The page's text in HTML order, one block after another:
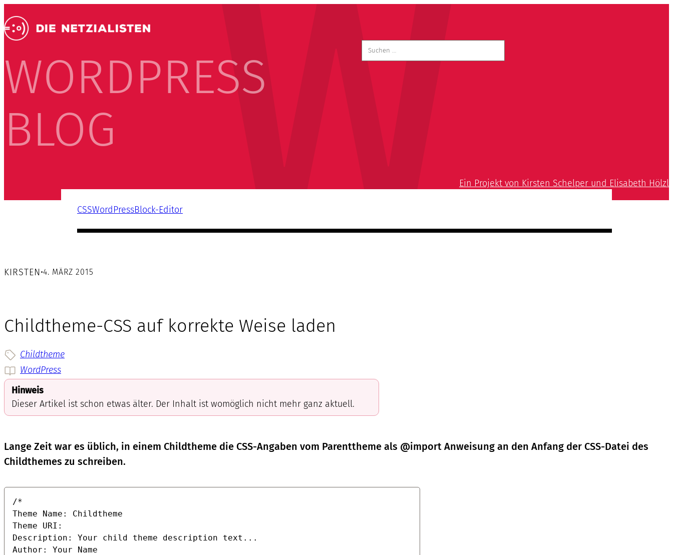
WORDPRESS
BLOG
nach:
Ein Projekt von Kirsten Schelper und Elisabeth Hölzl
CSSWordPressBlock-Editor
KIRSTEN•4. MÄRZ 2015
Childtheme-CSS auf korrekte Weise laden
Childtheme
WordPress
Hinweis
Dieser Artikel ist schon etwas älter. Der Inhalt ist womöglich nicht mehr ganz aktuell.
Lange Zeit war es üblich, in einem Childtheme die CSS-Angaben vom Parenttheme als @import Anweisung an den Anfang der CSS-Datei des
Childthemes zu schreiben.
/*
Theme Name: Childtheme
Theme URI:
Description: Your child theme description text...
Author: Your Name